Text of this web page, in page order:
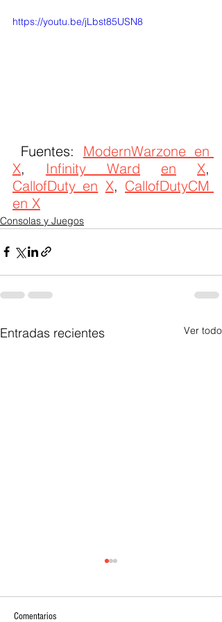
https://youtu.be/jLbst85USN8
Fuentes: ModernWarzone en
X, Infinity Ward en X
CallofDuty en X, CallofDutyCM
en X
Consolas y Juegos
Entradas recientes Ver todo
Comentarios